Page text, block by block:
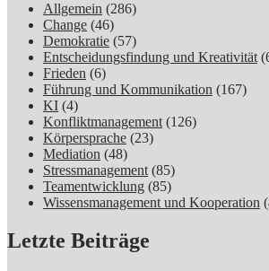
Allgemein (286)
Change (46)
Demokratie (57)
Entscheidungsfindung und Kreativität
Frieden (6)
Führung und Kommunikation (167)
KI (4)
Konfliktmanagement(126)
Körpersprache (23)
Mediation (48)
Stressmanagement(85)
Teamentwicklung (85)
Wissensmanagement und Kooperation
Letzte Beiträge